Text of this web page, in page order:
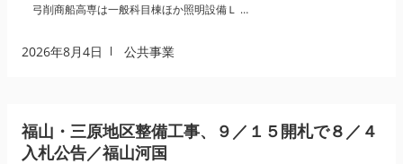
弓削商船高専は一般科目棟ほか照明設備Ｌ …
2026年8月4日 公共事業
福山・三原地区整備工事、９／１５開札で８／４
入札公告／福山河国